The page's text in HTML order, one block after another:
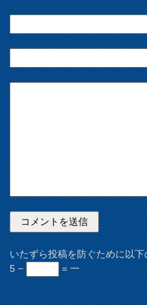
いたずら投稿を防ぐために以
5 −
= 一